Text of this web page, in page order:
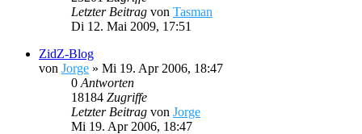
Letzter Beitrag von Tasman
Di 12. Mai 2009, 17:51
ZidZ-Blog
von Jorge » Mi 19. Apr 2006, 18:47
0 Antworten
18184 Zugriffe
Letzter Beitrag von Jorge
Mi 19. Apr 2006, 18:47